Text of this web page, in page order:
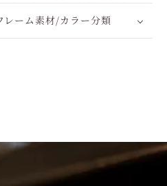
能ください。
ーム素材/カラー分類